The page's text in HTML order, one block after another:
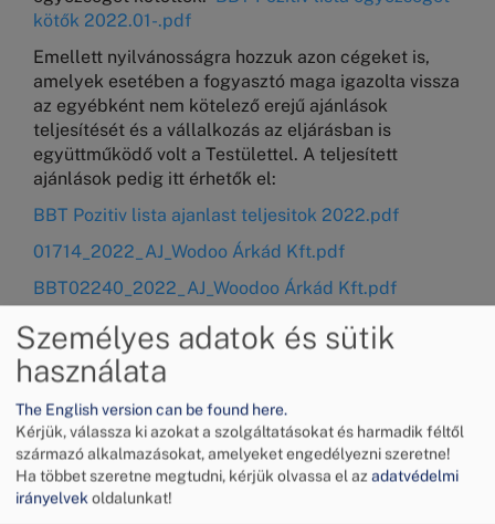
kötők 2022.01-.pdf
Emellett nyilvánosságra hozzuk azon cégeket is,
amelyek esetében a fogyasztó maga igazolta vissza
az egyébként nem kötelező erejű ajánlások
teljesítését és a vállalkozás az eljárásban is
együttműködő volt a Testülettel. A teljesített
ajánlások pedig itt érhetők el:
BBT Pozitiv lista ajanlast teljesitok 2022.pdf
01714_2022_AJ_Wodoo Árkád Kft.pdf
BBT02240_2022_AJ_Woodoo Árkád Kft.pdf
További hírek
Személyes adatok és sütik
használata
The English version can be found here.
Kérjük, válassza ki azokat a szolgáltatásokat és harmadik féltől
származó alkalmazásokat, amelyeket engedélyezni szeretne!
Ha többet szeretne megtudni, kérjük olvassa el az adatvédelmi
irányelvekoldalunkat!